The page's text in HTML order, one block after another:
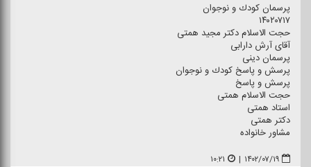
پرسمان كودك و نوجوان
۱۴۰۲۰۷۱۷
حجت الاسلام دكتر مجید همتی
آقای آرش دارابی
پرسمان دینی
پرسش و پاسخ كودك و نوجوان
پرسش و پاسخ
حجت الاسلام همتی
استاد همتی
دكتر همتی
مشاور خانواده
۱۴۰۲/۰۷/۱۹ | ۱۰:۲۱